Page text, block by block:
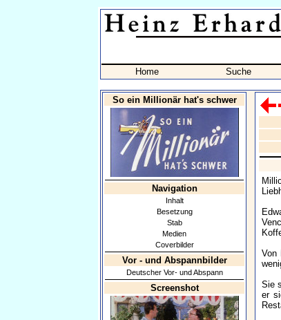
Home Suche
So ein Millionär hat's schwer
Navigation
Inhalt
Besetzung
Stab
Medien
Coverbilder
Vor - und Abspannbilder
Deutscher Vor- und Abspann
Screenshot
Von
Sie
er